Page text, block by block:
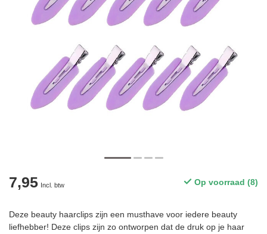
7,95 Incl. btw Op voorraad (8)
Deze beauty haarclips zijn een musthave voor iedere beauty
liefhebber! Deze clips zijn zo ontworpen dat de druk op je haar